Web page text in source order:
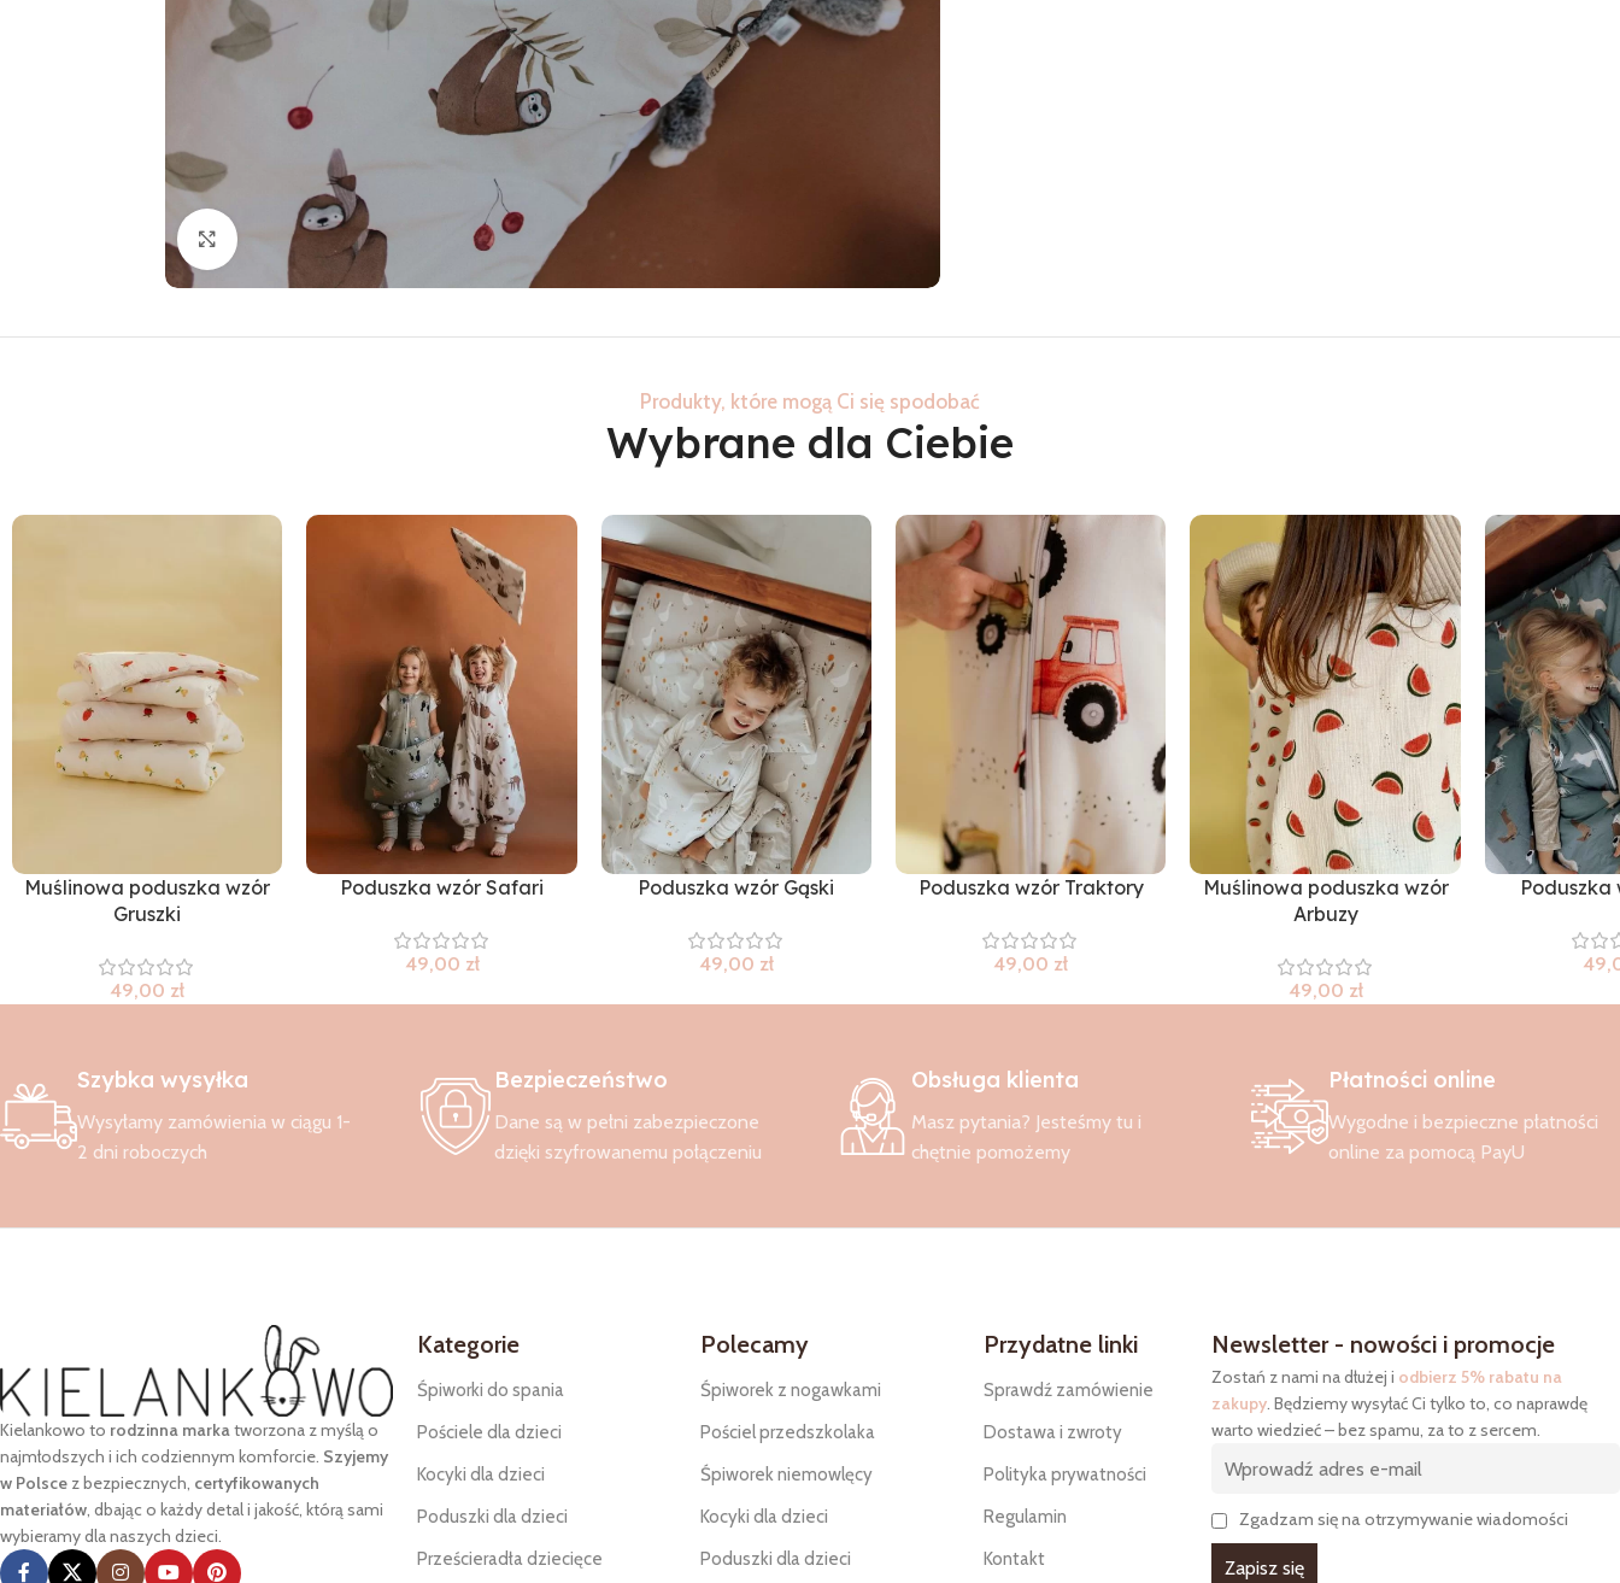
Click to enlarge
Produkty, które mogą Ci się spodobać
Wybrane dla Ciebie
Muślinowa poduszka wzór
Gruszki
49,00 zł
Poduszka wzór Safari
49,00 zł
Poduszka wzór Gąski
49,00 zł
Poduszka wzór Traktory
49,00 zł
Muślinowa poduszka wzór
Arbuzy
49,00 zł
Poduszka
Szybka wysyłka
Wysyłamy zamówienia w ciągu 1-
2 dni roboczych
Bezpieczeństwo
Dane są w pełni zabezpieczone
dzięki szyfrowanemu połączeniu
Obsługa klienta
Masz pytania? Jesteśmy tu i
chętnie pomożemy
Płatności online
Wygodne i bezpieczne płatności
online za pomocą PayU
Kielankowo to rodzinna markatworzona z myślą o
najmłodszych i ich codziennym komforcie. Szyjemy
w Polsce z bezpiecznych, certyfikowanych
materiałów, dbając o każdy detal i jakość, którą sami
wybieramy dla naszych dzieci.
Kategorie
Śpiworki do spania
Pościele dla dzieci
Kocyki dla dzieci
Poduszki dla dzieci
Prześcieradła dziecięce
Polecamy
Śpiworek z nogawkami
Pościel przedszkolaka
Śpiworek niemowlęcy
Kocyki dla dzieci
Poduszki dla dzieci
Przydatne linki
Sprawdź zamówienie
Dostawa i zwroty
Polityka prywatności
Regulamin
Kontakt
Newsletter - nowości i promocje
Zostań z nami na dłużej i odbierz 5% rabatu na
zakupy. Będziemy wysyłać Ci tylko to, co naprawdę
warto wiedzieć – bez spamu, za to z sercem.
Zgadzam się na otrzymywanie wiadomości